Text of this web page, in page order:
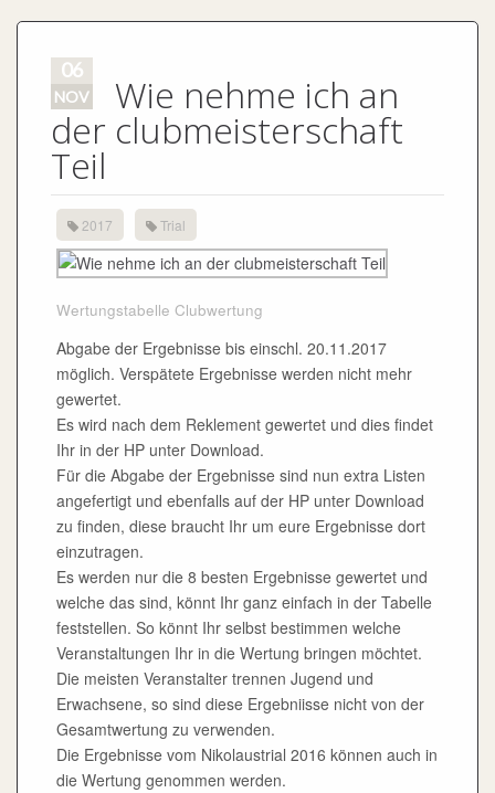
06
NOV Wie nehme ich an
der clubmeisterschaft
Teil
2017 Trial
Wertungstabelle Clubwertung
Abgabe der Ergebnisse bis einschl. 20.11.2017
möglich. Verspätete Ergebnisse werden nicht mehr
gewertet.
Es wird nach dem Reklement gewertet und dies findet
Ihr in der HP unter Download.
Für die Abgabe der Ergebnisse sind nun extra Listen
angefertigt und ebenfalls auf der HP unter Download
zu finden, diese braucht Ihr um eure Ergebnisse dort
einzutragen.
Es werden nur die 8 besten Ergebnisse gewertet und
welche das sind, könnt Ihr ganz einfach in der Tabelle
feststellen. So könnt Ihr selbst bestimmen welche
Veranstaltungen Ihr in die Wertung bringen möchtet.
Die meisten Veranstalter trennen Jugend und
Erwachsene, so sind diese Ergebniisse nicht von der
Gesamtwertung zu verwenden.
Die Ergebnisse vom Nikolaustrial 2016 können auch in
die Wertung genommen werden.